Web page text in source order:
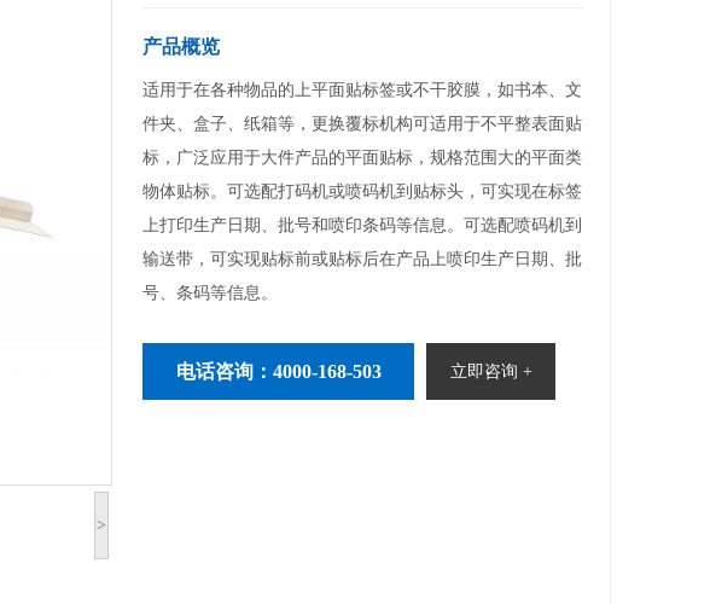
>
产品概览
适用于在各种物品的上平面贴标签或不干胶膜，如书本、文
件夹、盒子、纸箱等，更换覆标机构可适用于不平整表面贴
标，广泛应用于大件产品的平面贴标，规格范围大的平面类
物体贴标。可选配打码机或喷码机到贴标头，可实现在标签
上打印生产日期、批号和喷印条码等信息。可选配喷码机到
输送带，可实现贴标前或贴标后在产品上喷印生产日期、批
号、条码等信息。
电话咨询：4000-168-503 立即咨询 +